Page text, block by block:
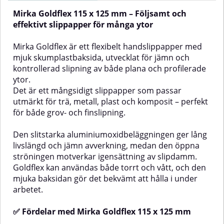
märken, och mittperforeringen
gör att du enkelt kan dela det i
två delar vid behov.Sliparket ger
perfekt balans mellan
skärförmåga och repmönster och
kan rengöras och återanvändas
flera gånger.Novastar Flex har
även färgkodade kornstorlekar
(P400–P1500) för enkel
identifiering.✅ Fördelar med
Mirka Novastar FlexUltraflexibelt
och följsamt sliparkInga vassa
ytanKardborrefäste på
baksidanMittperforering – ger två
arkPerfekt balans i skär- och
repmönsterLätt att rengöra och
återanvändaFärgkodade
kornstorlekar (P400–
P1500)Användningsområden:Idealisk
för slipning av profiler, välvda
särskilt där maskinslipning inte är
Sanding PadGer en jämn och
kontrollerad slipning.Mjuk och
flexibel – följer rundade former
och kanter.Bekväm att hålla i för
längre arbeten.Minimerar risken
för repor.Kan användas för både
våt- och
plast och kompositmaterial.
Perfekt vid möbelrenovering eller
när du behöver slipa runda
svåråtkomliga områden.Finns i
fyra kornstorlekar: P60, P120,
P220 och P400.
Mirka Goldflex 115 x 125 mm – Följsamt och
effektivt slippapper för många ytor
Mirka Goldflex är ett flexibelt handslippapper med
mjuk skumplastbaksida, utvecklat för jämn och
kontrollerad slipning av både plana och profilerade
ytor.
Det är ett mångsidigt slippapper som passar
utmärkt för trä, metall, plast och komposit – perfekt
för både grov- och finslipning.
Den slitstarka aluminiumoxidbeläggningen ger lång
livslängd och jämn avverkning, medan den öppna
ströningen motverkar igensättning av slipdamm.
Goldflex kan användas både torrt och vått, och den
mjuka baksidan gör det bekvämt att hålla i under
arbetet.
✅ Fördelar med Mirka Goldflex 115 x 125 mm